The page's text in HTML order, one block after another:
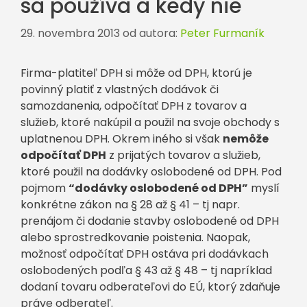
sa používa a kedy nie
29. novembra 2013 od autora: Peter Furmaník
Firma-platiteľ DPH si môže od DPH, ktorú je
povinný platiť z vlastných dodávok či
samozdanenia, odpočítať DPH z tovarov a
služieb, ktoré nakúpil a použil na svoje obchody s
uplatnenou DPH. Okrem iného si však nemôže
odpočítať DPH z prijatých tovarov a služieb,
ktoré použil na dodávky oslobodené od DPH. Pod
pojmom“dodávky oslobodené od DPH” myslí
konkrétne zákon na § 28 až § 41 – tj napr.
prenájom či dodanie stavby oslobodené od DPH
alebo sprostredkovanie poistenia. Naopak,
možnosť odpočítať DPH ostáva pri dodávkach
oslobodených podľa § 43 až § 48 – tj napríklad
dodaní tovaru odberateľovi do EÚ, ktorý zdaňuje
práve odberateľ.